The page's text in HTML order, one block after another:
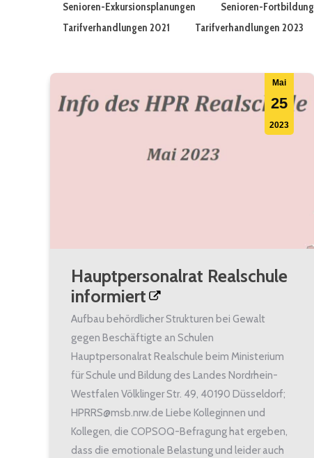
Senioren-Exkursionsplanungen
Senioren-Fortbildung
Tarifverhandlungen 2021
Tarifverhandlungen 2023
Mai
25
2023
Hauptpersonalrat Realschule
informiert
Aufbau behördlicher Strukturen bei Gewalt
gegen Beschäftigte an Schulen
Hauptpersonalrat Realschule beim Ministerium
für Schule und Bildung des Landes Nordrhein-
Westfalen Völklinger Str. 49, 40190 Düsseldorf;
HPRRS@msb.nrw.de Liebe Kolleginnen und
Kollegen, die COPSOQ-Befragung hat ergeben,
dass die emotionale Belastung und leider auch